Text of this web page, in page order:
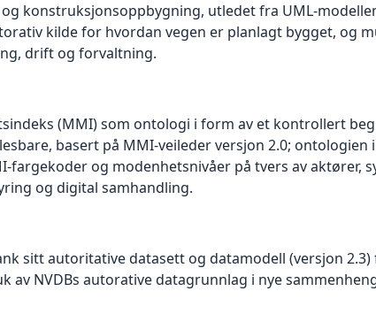
konstruksjonsoppbygning, utledet fra
kilde for hvordan vegen er planlagt bygget, og
drift og forvaltning.
(MMI) som ontologi i form av et kontrollert
basert på MMI‑veileder versjon 2.0; ontologien
og modenhetsnivåer på tvers av aktører,
og digital samhandling.
sitt autoritative datasett og datamodell (versjon 2.3)
av NVDBs autorative datagrunnlag i nye